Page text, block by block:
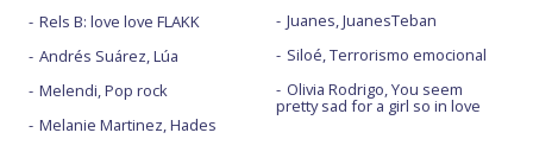
Rels B: love love FLAKK
Andrés Suárez, Lúa
Melendi, Pop rock
Melanie Martinez, Hades
Juanes, JuanesTeban
Siloé, Terrorismo emocional
Olivia Rodrigo, You seem
pretty sad for a girl so in love